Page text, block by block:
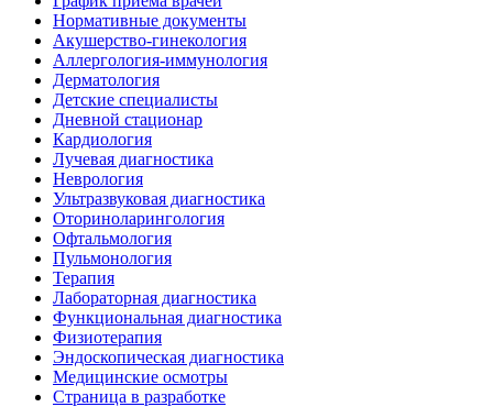
Нормативные документы
Акушерство-гинекология
Аллергология-иммунология
Дерматология
Детские специалисты
Дневной стационар
Кардиология
Лучевая диагностика
Неврология
Ультразвуковая диагностика
Оториноларингология
Офтальмология
Пульмонология
Терапия
Лабораторная диагностика
Функциональная диагностика
Физиотерапия
Эндоскопическая диагностика
Медицинские осмотры
Страница в разработке